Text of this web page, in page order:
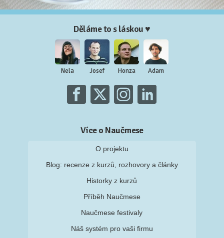
Děláme to s láskou ♥
Nela Josef Honza Adam
Více o Naučmese
O projektu
Blog: recenze z kurzů, rozhovory a články
Historky z kurzů
Příběh Naučmese
Naučmese festivaly
Náš systém pro vaši firmu